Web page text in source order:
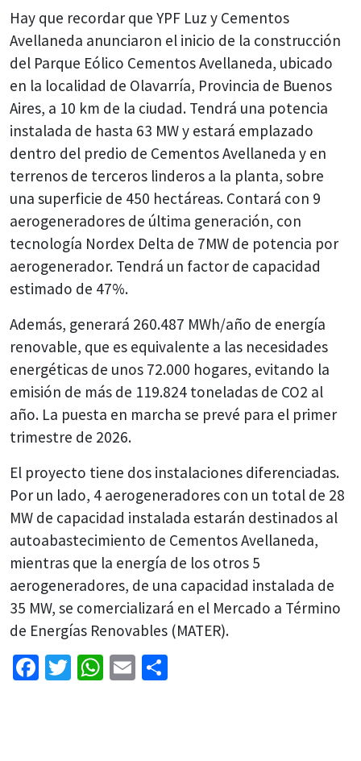
Hay que recordar que YPF Luz y Cementos
Avellaneda anunciaron el inicio de la construcción
del Parque Eólico Cementos Avellaneda, ubicado
en la localidad de Olavarría, Provincia de Buenos
Aires, a 10 km de la ciudad. Tendrá una potencia
instalada de hasta 63 MW y estará emplazado
dentro del predio de Cementos Avellaneda y en
terrenos de terceros linderos a la planta, sobre
una superficie de 450 hectáreas. Contará con 9
aerogeneradores de última generación, con
tecnología Nordex Delta de 7MW de potencia por
aerogenerador. Tendrá un factor de capacidad
estimado de 47%.
Además, generará 260.487 MWh/año de energía
renovable, que es equivalente a las necesidades
energéticas de unos 72.000 hogares, evitando la
emisión de más de 119.824 toneladas de CO2 al
año. La puesta en marcha se prevé para el primer
trimestre de 2026.
El proyecto tiene dos instalaciones diferenciadas.
Por un lado, 4 aerogeneradores con un total de 28
MW de capacidad instalada estarán destinados al
autoabastecimiento de Cementos Avellaneda,
mientras que la energía de los otros 5
aerogeneradores, de una capacidad instalada de
35 MW, se comercializará en el Mercado a Término
de Energías Renovables (MATER).
Facebook
Twitter
WhatsApp
Email